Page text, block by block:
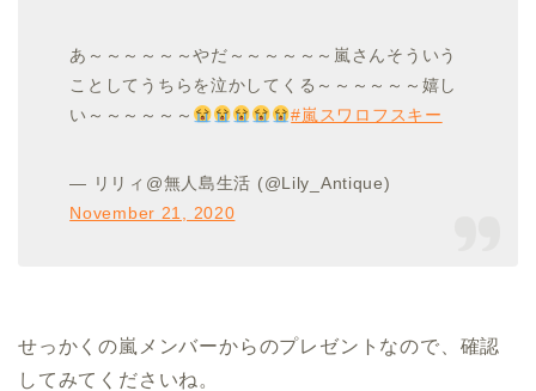
あ～～～～～～やだ～～～～～～嵐さんそういう
ことしてうちらを泣かしてくる～～～～～～嬉し
い～～～～～～
#嵐スワロフスキー
— リリィ@無人島生活 (@Lily_Antique)
November 21, 2020
せっかくの嵐メンバーからのプレゼントなので、確認
してみてくださいね。